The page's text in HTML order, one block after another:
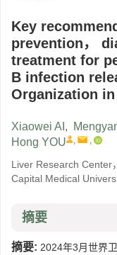
Key
prevention，
treatment for
B infection
Organization in
Xiaowei AI ,
Hong YOU
, ,
Liver Research Center
Capital Medical
摘要
摘要: 2024年3月世界